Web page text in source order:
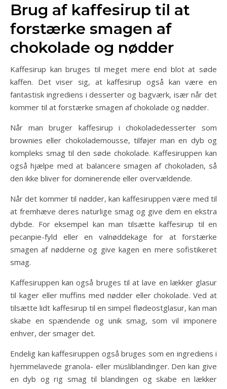
Brug af kaffesirup til at
forstærke smagen af
chokolade og nødder
Kaffesirup kan bruges til meget mere end blot at søde
kaffen. Det viser sig, at kaffesirup også kan være en
fantastisk ingrediens i desserter og bagværk, især når det
kommer til at forstærke smagen af chokolade og nødder.
Når man bruger kaffesirup i chokoladedesserter som
brownies eller chokolademousse, tilføjer man en dyb og
kompleks smag til den søde chokolade. Kaffesiruppen kan
også hjælpe med at balancere smagen af chokoladen, så
den ikke bliver for dominerende eller overvældende.
Når det kommer til nødder, kan kaffesiruppen være med til
at fremhæve deres naturlige smag og give dem en ekstra
dybde. For eksempel kan man tilsætte kaffesirup til en
pecanpie-fyld eller en valnøddekage for at forstærke
smagen af nødderne og give kagen en mere sofistikeret
smag.
Kaffesiruppen kan også bruges til at lave en lækker glasur
til kager eller muffins med nødder eller chokolade. Ved at
tilsætte lidt kaffesirup til en simpel flødeostglasur, kan man
skabe en spændende og unik smag, som vil imponere
enhver, der smager det.
Endelig kan kaffesiruppen også bruges som en ingrediens i
hjemmelavede granola- eller müsliblandinger. Den kan give
en dyb og rig smag til blandingen og skabe en lækker